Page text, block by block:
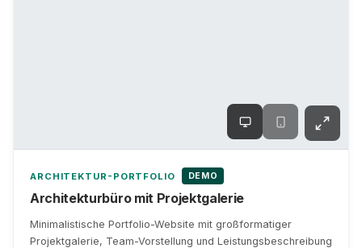
ARCHITEKTUR-PORTFOLIO DEMO
Architekturbüro mit Projektgalerie
Minimalistische Portfolio-Website mit großformatiger
Projektgalerie, Team-Vorstellung und Leistungsbeschreibung